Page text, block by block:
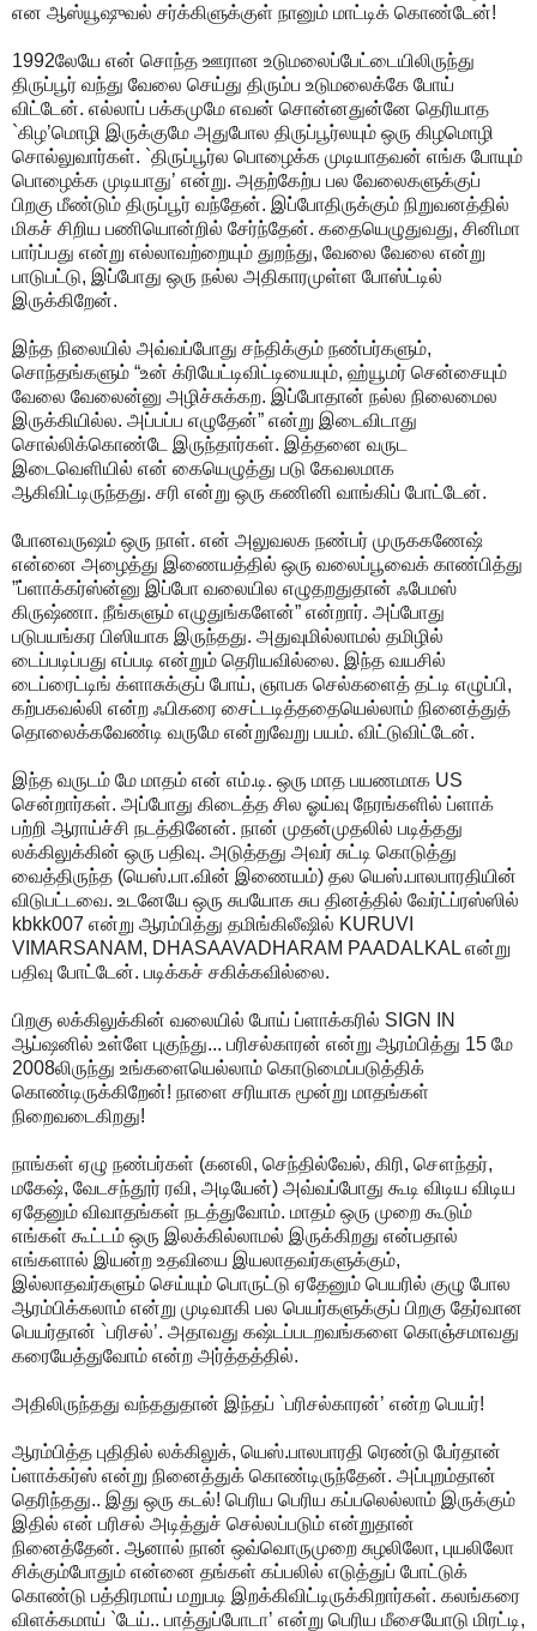
என ஆஸ்யூஷுவல் சர்க்கிளுக்குள் நானும் மாட்டிக் கொண்டேன்!
1992லேயே என் சொந்த ஊரான உடுமலைப்பேட்டையிலிருந்து
திருப்பூர் வந்து வேலை செய்து திரும்ப உடுமலைக்கே போய்
விட்டேன். எல்லாப் பக்கமுமே எவன் சொன்னதுன்னே தெரியாத
`கிழ’மொழி இருக்குமே அதுபோல திருப்பூர்லயும் ஒரு கிழமொழி
சொல்லுவார்கள். `திருப்பூர்ல பொழைக்க முடியாதவன் எங்க போயும்
பொழைக்க முடியாது’ என்று. அதற்கேற்ப பல வேலைகளுக்குப்
பிறகு மீண்டும் திருப்பூர் வந்தேன். இப்போதிருக்கும் நிறுவனத்தில்
மிகச் சிறிய பணியொன்றில் சேர்ந்தேன். கதையெழுதுவது, சினிமா
பார்ப்பது என்று எல்லாவற்றையும் துறந்து, வேலை வேலை என்று
பாடுபட்டு, இப்போது ஒரு நல்ல அதிகாரமுள்ள போஸ்ட்டில்
இருக்கிறேன்.
இந்த நிலையில் அவ்வப்போது சந்திக்கும் நண்பர்களும்,
சொந்தங்களும் “உன் க்ரியேட்டிவிட்டியையும், ஹ்யூமர் சென்சையும்
வேலை வேலைன்னு அழிச்சுக்கற. இப்போதான் நல்ல நிலைமைல
இருக்கியில்ல. அப்பப்ப எழுதேன்” என்று இடைவிடாது
சொல்லிக்கொண்டே இருந்தார்கள். இத்தனை வருட
இடைவெளியில் என் கையெழுத்து படு கேவலமாக
ஆகிவிட்டிருந்தது. சரி என்று ஒரு கணினி வாங்கிப் போட்டேன்.
போனவருஷம் ஒரு நாள். என் அலுவலக நண்பர் முருககணேஷ்
என்னை அழைத்து இணையத்தில் ஒரு வலைப்பூவைக் காண்பித்து
”ப்ளாக்கர்ஸ்ன்னு இப்போ வலையில எழுதறதுதான் ஃபேமஸ்
கிருஷ்ணா. நீங்களும் எழுதுங்களேன்” என்றார். அப்போது
படுபயங்கர பிஸியாக இருந்தது. அதுவுமில்லாமல் தமிழில்
டைப்படிப்பது எப்படி என்றும் தெரியவில்லை. இந்த வயசில்
டைப்ரைட்டிங் க்ளாசுக்குப் போய், ஞாபக செல்களைத் தட்டி எழுப்பி,
கற்பகவல்லி என்ற ஃபிகரை சைட்டடித்ததையெல்லாம் நினைத்துத்
தொலைக்கவேண்டி வருமே என்றுவேறு பயம். விட்டுவிட்டேன்.
இந்த வருடம் மே மாதம் என் எம்.டி. ஒரு மாத பயணமாக US
சென்றார்கள். அப்போது கிடைத்த சில ஓய்வு நேரங்களில் ப்ளாக்
பற்றி ஆராய்ச்சி நடத்தினேன். நான் முதன்முதலில் படித்தது
லக்கிலுக்கின் ஒரு பதிவு. அடுத்தது அவர் சுட்டி கொடுத்து
வைத்திருந்த (யெஸ்.பா.வின் இணையம்) தல யெஸ்.பாலபாரதியின்
விடுபட்டவை. உடனேயே ஒரு சுபயோக சுப தினத்தில் வேர்ட்ப்ரஸ்ஸில்
kbkk007 என்று ஆரம்பித்து தமிங்கிலீஷில் KURUVI
VIMARSANAM, DHASAAVADHARAM PAADALKAL என்று
பதிவு போட்டேன். படிக்கச் சகிக்கவில்லை.
பிறகு லக்கிலுக்கின் வலையில் போய் ப்ளாக்கரில் SIGN IN
ஆப்ஷனில் உள்ளே புகுந்து... பரிசல்காரன் என்று ஆரம்பித்து 15 மே
2008லிருந்து உங்களையெல்லாம் கொடுமைப்படுத்திக்
கொண்டிருக்கிறேன்! நாளை சரியாக மூன்று மாதங்கள்
நிறைவடைகிறது!
நாங்கள் ஏழு நண்பர்கள் (கனலி, செந்தில்வேல், கிரி, சௌந்தர்,
மகேஷ், வேடசந்தூர் ரவி, அடியேன்) அவ்வப்போது கூடி விடிய விடிய
ஏதேனும் விவாதங்கள் நடத்துவோம். மாதம் ஒரு முறை கூடும்
எங்கள் கூட்டம் ஒரு இலக்கில்லாமல் இருக்கிறது என்பதால்
எங்களால் இயன்ற உதவியை இயலாதவர்களுக்கும்,
இல்லாதவர்களும் செய்யும் பொருட்டு ஏதேனும் பெயரில் குழு போல
ஆரம்பிக்கலாம் என்று முடிவாகி பல பெயர்களுக்குப் பிறகு தேர்வான
பெயர்தான் `பரிசல்’. அதாவது கஷ்டப்படறவங்களை கொஞ்சமாவது
கரையேத்துவோம் என்ற அர்த்தத்தில்.
அதிலிருந்தது வந்ததுதான் இந்தப் `பரிசல்காரன்’ என்ற பெயர்!
ஆரம்பித்த புதிதில் லக்கிலுக், யெஸ்.பாலபாரதி ரெண்டு பேர்தான்
ப்ளாக்கர்ஸ் என்று நினைத்துக் கொண்டிருந்தேன். அப்புறம்தான்
தெரிந்தது.. இது ஒரு கடல்! பெரிய பெரிய கப்பலெல்லாம் இருக்கும்
இதில் என் பரிசல் அடித்துச் செல்லப்படும் என்றுதான்
நினைத்தேன். ஆனால் நான் ஒவ்வொருமுறை சுழலிலோ, புயலிலோ
சிக்கும்போதும் என்னை தங்கள் கப்பலில் எடுத்துப் போட்டுக்
கொண்டு பத்திரமாய் மறுபடி இறக்கிவிட்டிருக்கிறார்கள். கலங்கரை
விளக்கமாய் `டேய்.. பாத்துப்போடா’ என்று பெரிய மீசையோடு மிரட்டி,